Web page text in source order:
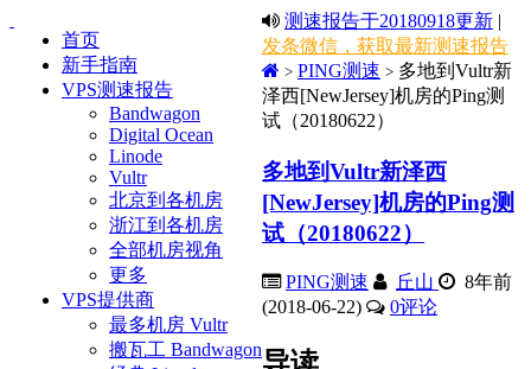
首页
新手指南
VPS测速报告
Bandwagon
Digital Ocean
Linode
Vultr
北京到各机房
浙江到各机房
全部机房视角
更多
VPS提供商
最多机房 Vultr
搬瓦工 Bandwagon
测速报告于20180918更新 |
发条微信，获取最新测速报告
> PING测速 > 多地到Vultr新
泽西[NewJersey]机房的Ping测
试（20180622）
多地到Vultr新泽西
[NewJersey]机房的Ping测
试（20180622）
PING测速 丘山
8年前
(2018-06-22)
0评论